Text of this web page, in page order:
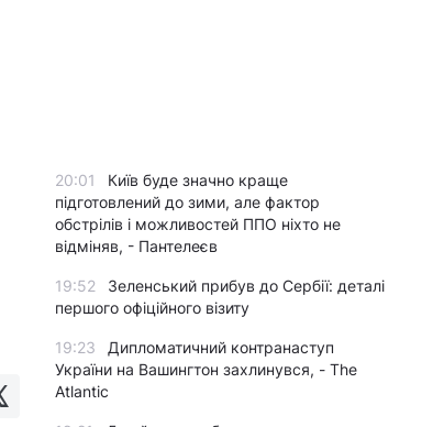
20:01
Київ буде значно краще
підготовлений до зими, але фактор
обстрілів і можливостей ППО ніхто не
відміняв, - Пантелеєв
19:52
Зеленський прибув до Сербії: деталі
першого офіційного візиту
19:23
Дипломатичний контранаступ
України на Вашингтон захлинувся, - The
Atlantic